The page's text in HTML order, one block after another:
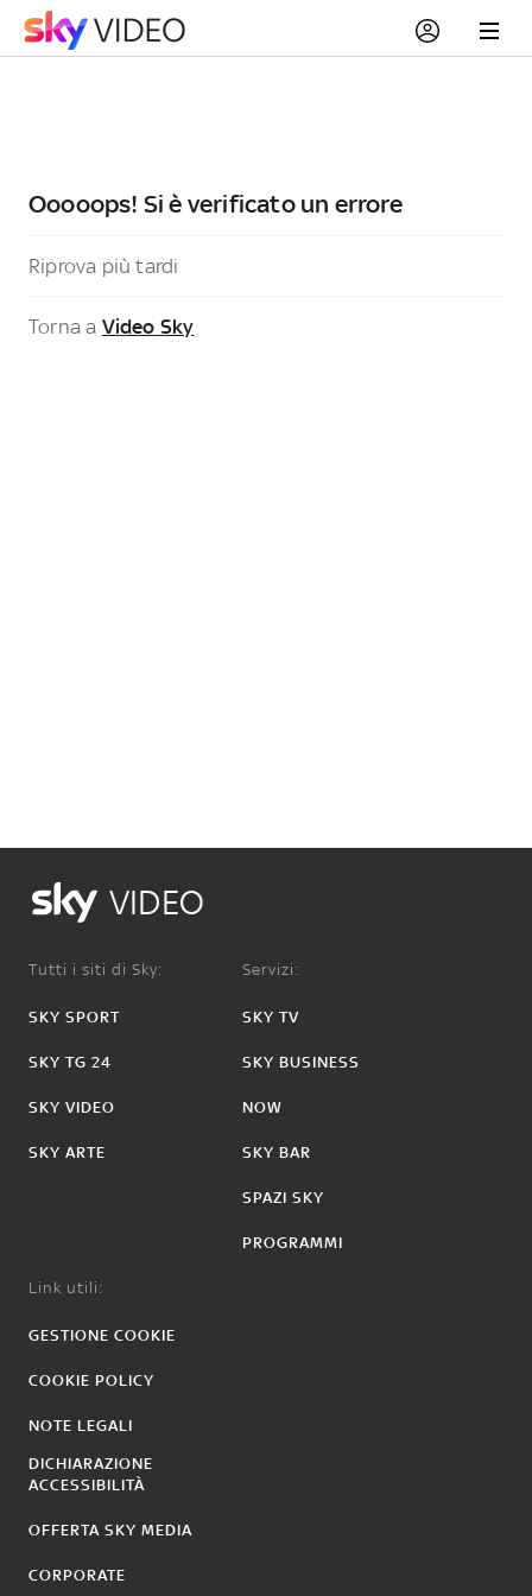
Ooooops! Si è verificato un errore
Riprova più tardi
Torna a Video Sky
VIDEO
Tutti i siti di Sky:
SKY SPORT
SKY TG 24
SKY VIDEO
SKY ARTE
Servizi:
SKY TV
SKY BUSINESS
NOW
SKY BAR
SPAZI SKY
PROGRAMMI
Link utili:
GESTIONE COOKIE
COOKIE POLICY
NOTE LEGALI
DICHIARAZIONE
ACCESSIBILITÀ
OFFERTA SKY MEDIA
CORPORATE